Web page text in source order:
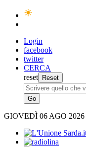
Login
facebook
twitter
CERCA
reset
GIOVEDÌ 06 AGO 2026